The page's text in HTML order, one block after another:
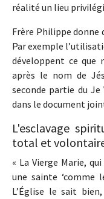
réalité un lieu
Frère Philippe donne
Par exemple
développent ce que
après le nom de
seconde partie du Je
dans le document
L'esclavage
total et
« La Vierge Marie,
une sainte ‘comme
L’Église le sait